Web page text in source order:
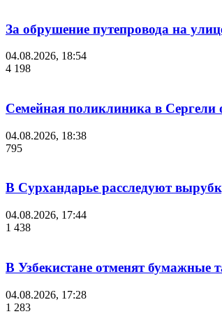
За обрушение путепровода на
04.08.2026, 18:54
4 198
Семейная поликлиника в Сергели
04.08.2026, 18:38
795
В Сурхандарье расследуют
04.08.2026, 17:44
1 438
В Узбекистане отменят бумажные
04.08.2026, 17:28
1 283